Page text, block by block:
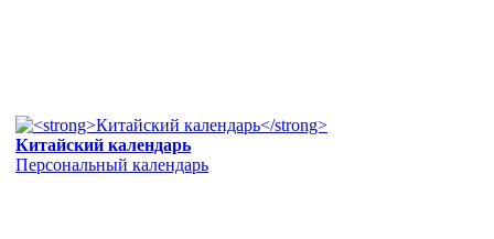
Китайский календарь
Персональный календарь